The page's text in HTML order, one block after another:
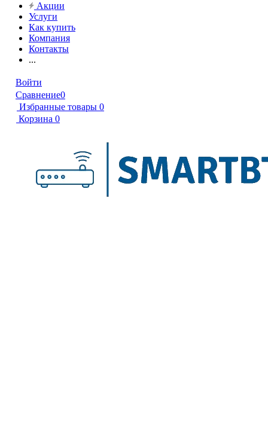
Акции
Услуги
Как купить
Компания
Контакты
...
Войти
Сравнение0
Избранные товары 0
Корзина 0